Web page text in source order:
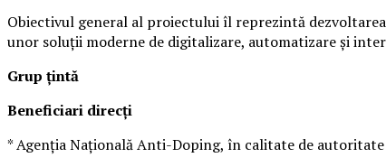
Obiectivul general al proiectului îl reprezintă
unor soluții moderne de digitalizare, automatizare și
Grup țintă
Beneficiari direcți
* Agenția Națională Anti-Doping, în calitate de